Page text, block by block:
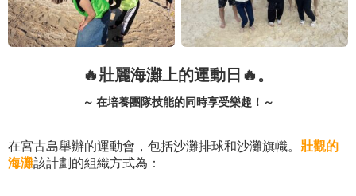
🔥壯麗海灘上的運動日🔥。
～ 在培養團隊技能的同時享受樂趣！～
在宮古島舉辦的運動會，包括沙灘排球和沙灘旗幟。 壯觀的
海灘該計劃的組織方式為：